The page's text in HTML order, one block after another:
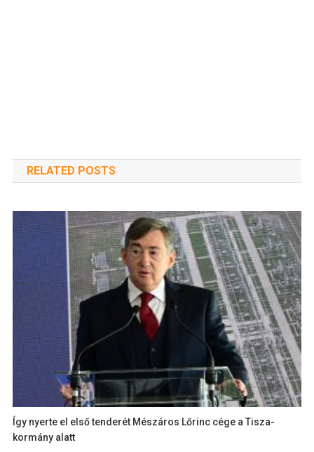
RELATED POSTS
Így nyerte el első tenderét Mészáros Lőrinc cége a Tisza-
kormány alatt